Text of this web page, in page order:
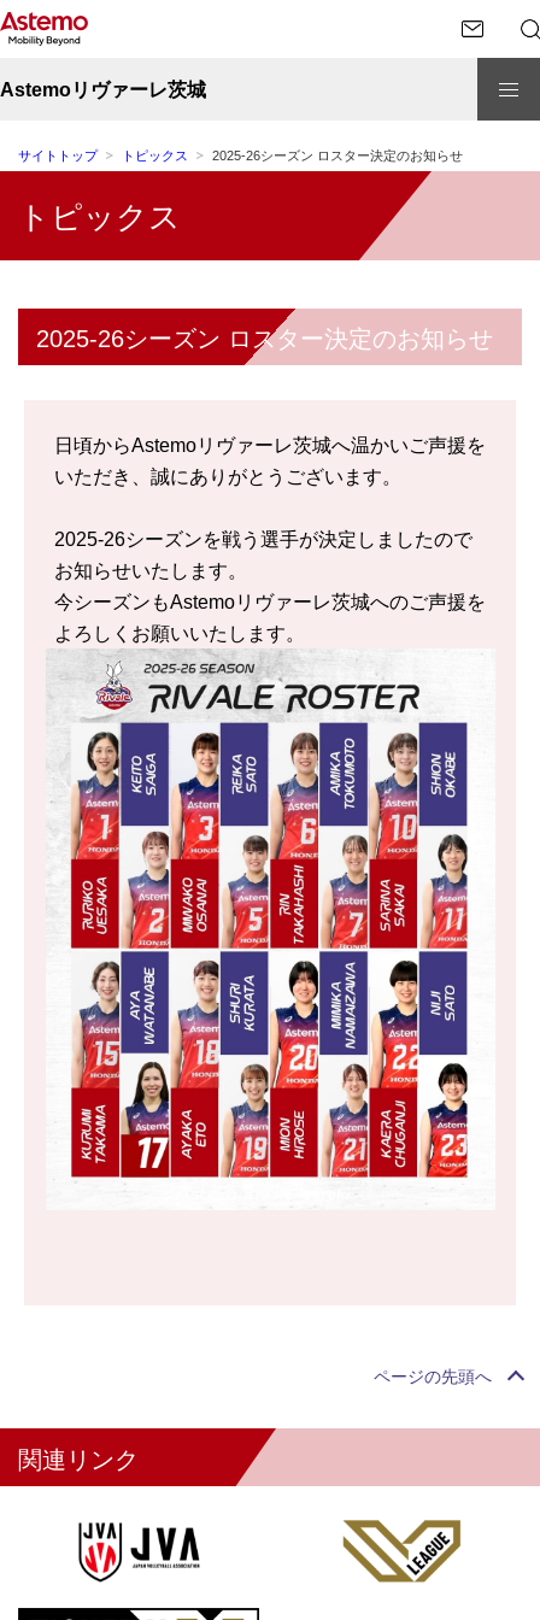
Astemoリヴァーレ茨城
サイトトップ トピックス 2025-26シーズン ロスター決定のお知らせ
トピックス
2025-26シーズン ロスター決定のお知らせ
日頃からAstemoリヴァーレ茨城へ温かいご声援を
いただき、誠にありがとうございます。
2025-26シーズンを戦う選手が決定しましたので
お知らせいたします。
今シーズンもAstemoリヴァーレ茨城へのご声援を
よろしくお願いいたします。
ページの先頭へ
関連リンク